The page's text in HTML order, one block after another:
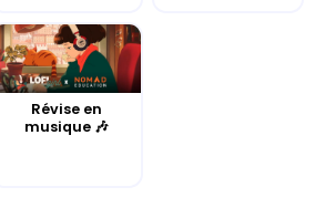
Révise en
musique 🎶